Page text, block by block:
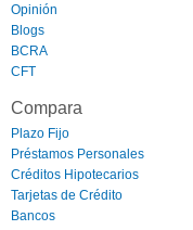
Opinión
Blogs
BCRA
CFT
Compara
Plazo Fijo
Préstamos Personales
Créditos Hipotecarios
Tarjetas de Crédito
Bancos